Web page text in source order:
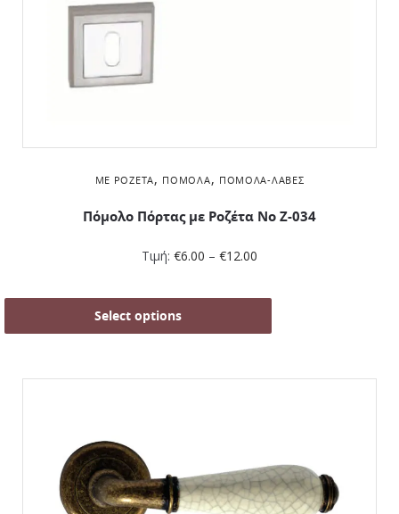
ΜΕ ΡΟΖΈΤΑ, ΠΌΜΟΛΑ, ΠΌΜΟΛΑ-ΛΑΒΈΣ
Πόμολο Πόρτας με Ροζέτα No Ζ-034
Τιμή: €6.00 – €12.00
Select options